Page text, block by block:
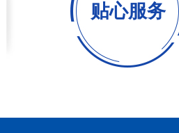
贴心服务